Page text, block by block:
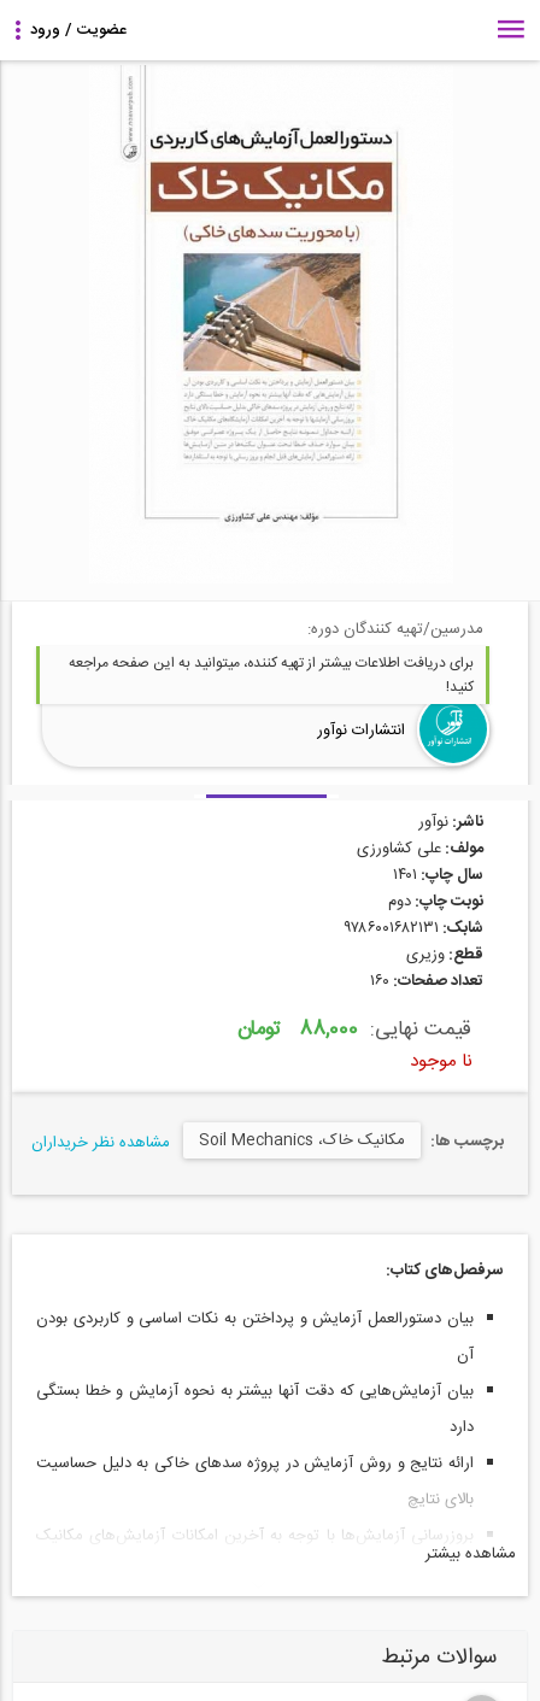
مدرسین/تهیه کنندگان دوره:
برای دریافت اطلاعات بیشتر از تهیه کننده، میتوانید به این صفحه مراجعه
کنید!
انتشارات نوآور
ناشر:نوآور
مولف:علی کشاورزی
سال چاپ: ۱۴۰۱
نوبت چاپ:دوم
شابک: ۹۷۸۶۰۰۱۶۸۲۱۳۱
قطع:وزیری
تعداد صفحات: ۱۶۰
قیمت نهایی: 88,000 تومان
نا موجود
برچسب ها: مکانیک خاک، Soil Mechanics مشاهده نظر خریداران
سرفصل‌های کتاب:
بیان دستورالعمل آزمایش و پرداختن به نکات اساسی و کاربردی بودن
آن
بیان آزمایش‌هایی که دقت آنها بیشتر به نحوه آزمایش و خطا بستگی
دارد
ارائه نتایج و روش آزمایش در پروژه سدهای خاکی به دلیل حساسیت
بالای نتایچ
بروزرسانی آزمایش‌ها با توجه به آخرین امکانات آزمایش‌های مکانیک
بیان موارد حذف خطا تحت عنوان نکته‌ها در متن آزمایش‌ها
مشاهده بیشتر
سوالات مرتبط